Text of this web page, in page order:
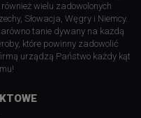
wielu zadowolonych
Słowacja, Węgry i Niemcy.
tanie dywany na każdą
które powinny zadowolić
urządzą Państwo każdy kąt